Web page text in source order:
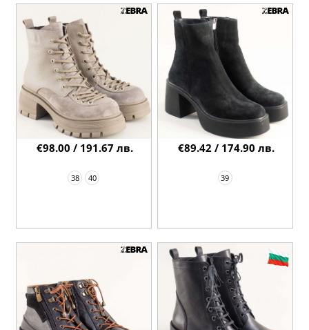
38 40
€98.00 / 191.67 лв.
39
€89.42 / 174.90 лв.